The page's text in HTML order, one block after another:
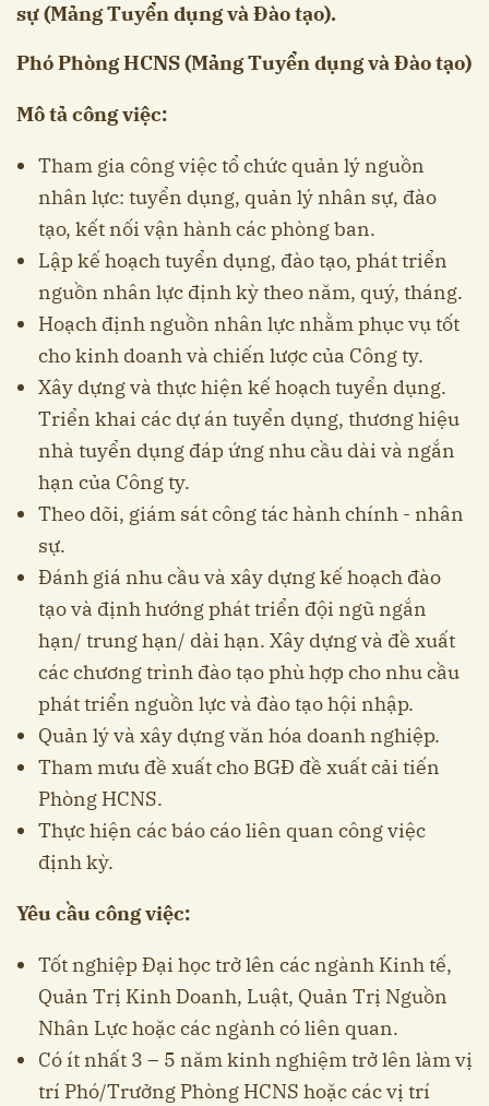
sự (Mảng Tuyển dụng và Đào tạo).
Phó Phòng HCNS (Mảng Tuyển dụng và Đào tạo)
Mô tả công việc:
Tham gia công việc tổ chức quản lý nguồn
nhân lực: tuyển dụng, quản lý nhân sự, đào
tạo, kết nối vận hành các phòng ban.
Lập kế hoạch tuyển dụng, đào tạo, phát triển
nguồn nhân lực định kỳ theo năm, quý, tháng.
Hoạch định nguồn nhân lực nhằm phục vụ tốt
cho kinh doanh và chiến lược của Công ty.
Xây dựng và thực hiện kế hoạch tuyển dụng.
Triển khai các dự án tuyển dụng, thương hiệu
nhà tuyển dụng đáp ứng nhu cầu dài và ngắn
hạn của Công ty.
Theo dõi, giám sát công tác hành chính - nhân
sự.
Đánh giá nhu cầu và xây dựng kế hoạch đào
tạo và định hướng phát triển đội ngũ ngắn
hạn/ trung hạn/ dài hạn. Xây dựng và đề xuất
các chương trình đào tạo phù hợp cho nhu cầu
phát triển nguồn lực và đào tạo hội nhập.
Quản lý và xây dựng văn hóa doanh nghiệp.
Tham mưu đề xuất cho BGĐ đề xuất cải tiến
Phòng HCNS.
Thực hiện các báo cáo liên quan công việc
định kỳ.
Yêu cầu công việc:
Tốt nghiệp Đại học trở lên các ngành Kinh tế,
Quản Trị Kinh Doanh, Luật, Quản Trị Nguồn
Nhân Lực hoặc các ngành có liên quan.
Có ít nhất 3 – 5 năm kinh nghiệm trở lên làm vị
trí Phó/Trưởng Phòng HCNS hoặc các vị trí